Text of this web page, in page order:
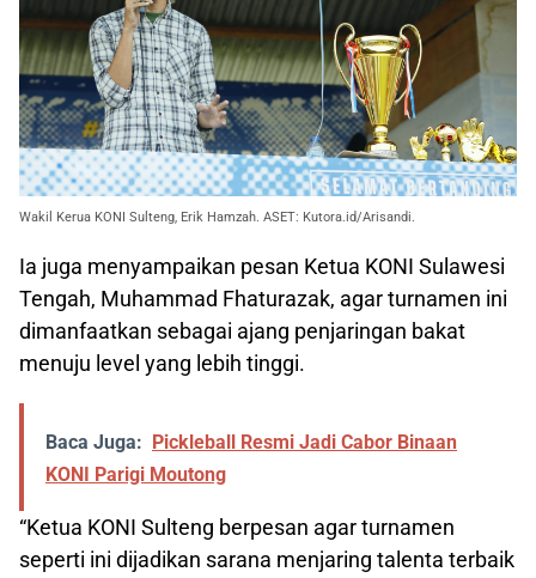
Wakil Kerua KONI Sulteng, Erik Hamzah. ASET: Kutora.id/Arisandi.
Ia juga menyampaikan pesan Ketua KONI Sulawesi
Tengah, Muhammad Fhaturazak, agar turnamen ini
dimanfaatkan sebagai ajang penjaringan bakat
menuju level yang lebih tinggi.
Baca Juga:
Pickleball Resmi Jadi Cabor Binaan
KONI Parigi Moutong
“Ketua KONI Sulteng berpesan agar turnamen
seperti ini dijadikan sarana menjaring talenta terbaik